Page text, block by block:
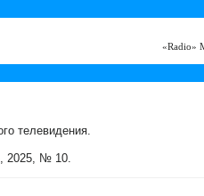
«Radio»
телевидения.
2025, № 10.